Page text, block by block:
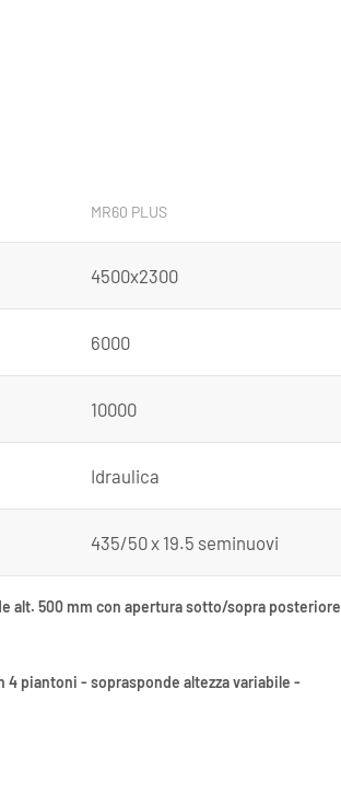
MR60 PLUS
4500x2300
6000
10000
Idraulica
435/50 x 19.5 seminuovi
alt. 500 mm con apertura sotto/sopra posteriore
piantoni - soprasponde altezza variabile -